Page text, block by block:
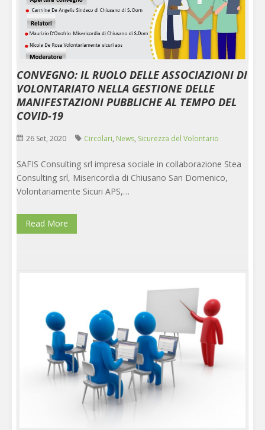
CONVEGNO: IL RUOLO DELLE ASSOCIAZIONI DI
VOLONTARIATO NELLA GESTIONE DELLE
MANIFESTAZIONI PUBBLICHE AL TEMPO DEL
COVID-19
26 Set, 2020 Circolari, News, Sicurezza del Volontario
SAFIS Consulting srl impresa sociale in collaborazione Stea
Consulting srl, Misericordia di Chiusano San Domenico,
Volontariamente Sicuri APS,…
Read More